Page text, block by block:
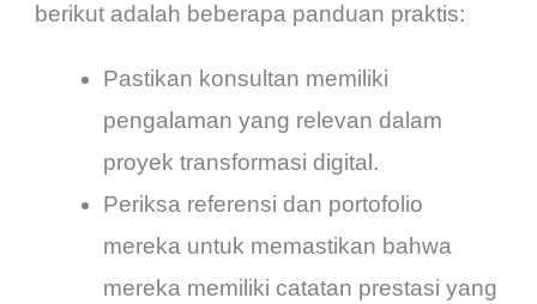
berikut adalah beberapa panduan praktis:
Pastikan konsultan memiliki
pengalaman yang relevan dalam
proyek transformasi digital.
Periksa referensi dan portofolio
mereka untuk memastikan bahwa
mereka memiliki catatan prestasi yang